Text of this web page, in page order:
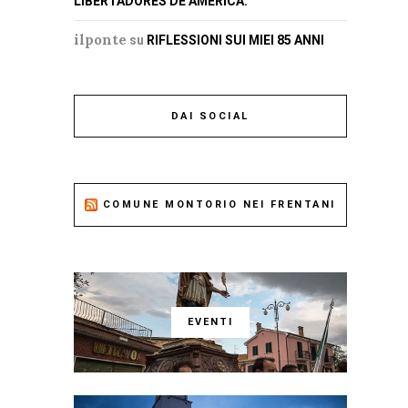
ilponte su RIFLESSIONI SUI MIEI 85 ANNI
DAI SOCIAL
COMUNE MONTORIO NEI FRENTANI
EVENTI